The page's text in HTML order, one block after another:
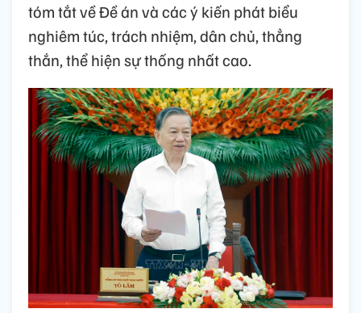
tóm tắt về Đề án và các ý kiến phát biểu
nghiêm túc, trách nhiệm, dân chủ, thẳng
thắn, thể hiện sự thống nhất cao.